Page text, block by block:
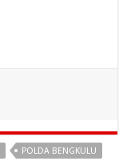
POLDA BENGKULU